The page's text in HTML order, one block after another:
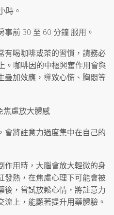
時。
前 30 至 60 分鐘 服用。
有喝咖啡或茶的習慣，請務必
。咖啡因的中樞興奮作用會與
疊加效應，導致心慌、胸悶等
焦慮放大體感
會將註意力過度集中在自己的
作用時，大腦會放大輕微的身
發熱，在焦慮心理下可能會被
後，嘗試放鬆心情，將註意力
上，能顯著提升用藥體驗。